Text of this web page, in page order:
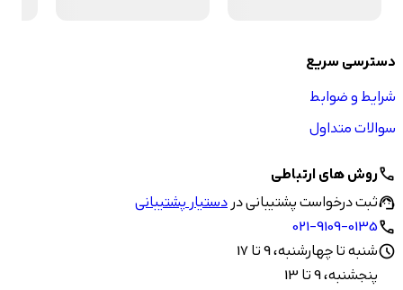
دسترسی سریع
شرایط و ضوابط
سوالات متداول
callروش های ارتباطی
support_agentثبت درخواست پشتیبانی دردستیار پشتیبانی
call
021-9109-0135
scheduleشنبه تا چهارشنبه، 9 تا 17
پنجشنبه، 9 تا 13